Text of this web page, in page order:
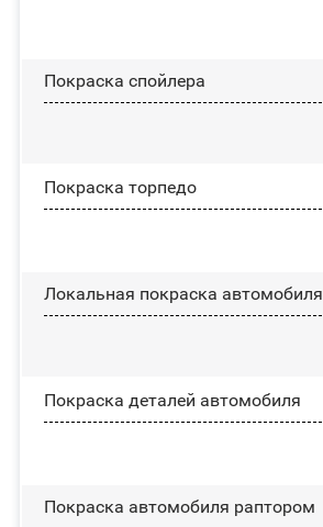
Покраска спойлера
Покраска торпедо
Локальная покраска автомобиля
Покраска деталей автомобиля
Покраска автомобиля раптором